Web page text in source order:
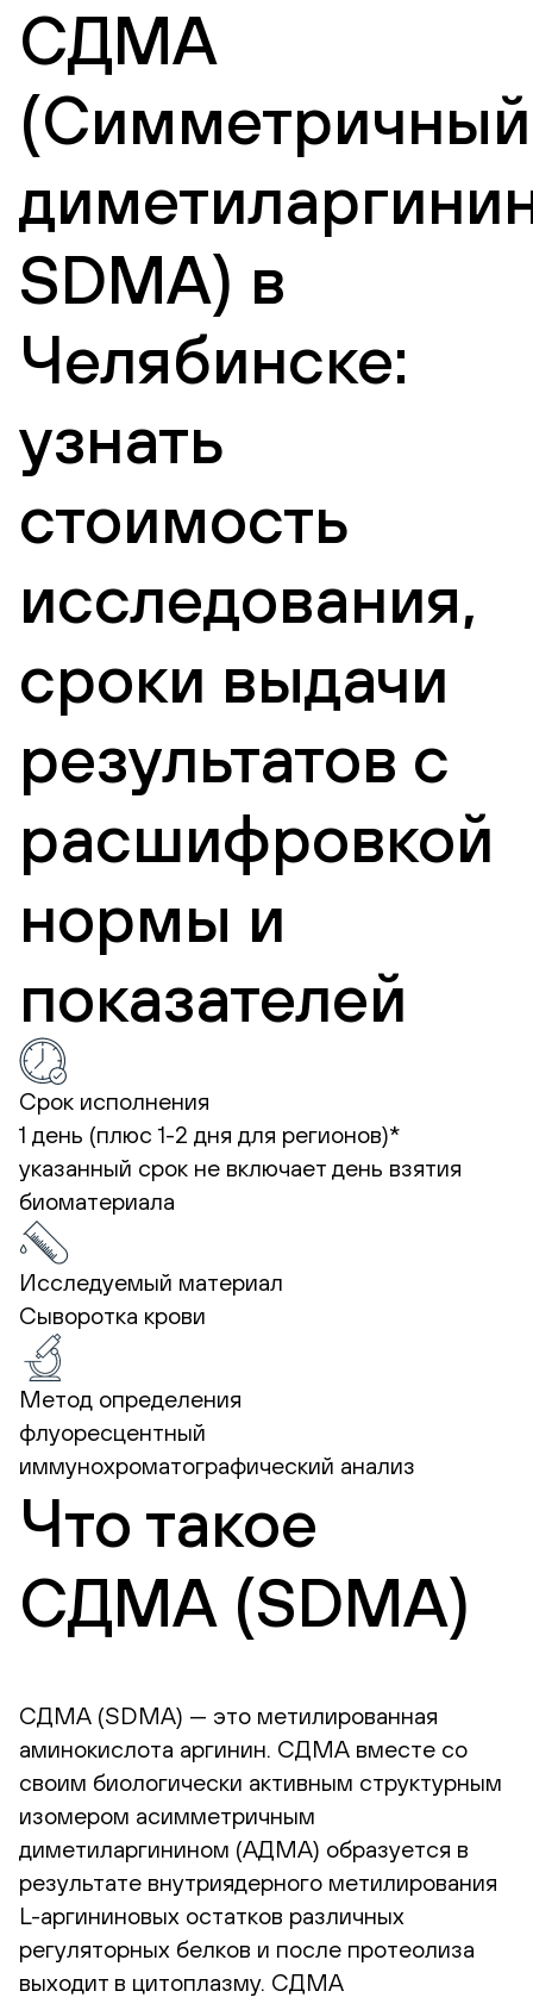
СДМА
(Симметричный
SDMA) в
Челябинске:
узнать
стоимость
исследования,
сроки выдачи
результатов с
расшифровкой
нормы и
показателей
Срок исполнения
1 день (плюс 1-2 дня для регионов)*
указанный срок не включает день взятия
биоматериала
Исследуемый материал
Сыворотка крови
Метод определения
флуоресцентный
иммунохроматографический анализ
Что такое
СДМА (SDMA)
СДМА (SDMA) — это метилированная
аминокислота аргинин. СДМА вместе со
своим биологически активным структурным
изомером асимметричным
диметиларгинином (АДМА) образуется в
результате внутриядерного метилирования
L-аргининовых остатков различных
регуляторных белков и после протеолиза
выходит в цитоплазму. СДМА